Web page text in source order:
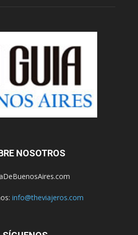
NOSOTROS
info@theviajeros.com